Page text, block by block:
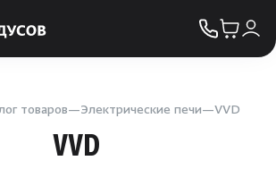
товаров Электрические печи VVD
VVD